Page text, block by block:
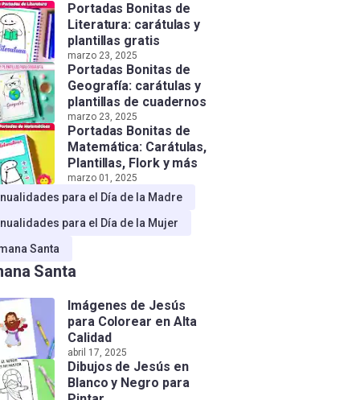
Portadas Bonitas de
Literatura: carátulas y
plantillas gratis
marzo 23, 2025
Portadas Bonitas de
Geografía: carátulas y
plantillas de cuadernos
marzo 23, 2025
Portadas Bonitas de
Matemática: Carátulas,
Plantillas, Flork y más
marzo 01, 2025
para el Día de la Madre
para el Día de la Mujer
Santa
Santa
Imágenes de Jesús
para Colorear en Alta
Calidad
abril 17, 2025
Dibujos de Jesús en
Blanco y Negro para